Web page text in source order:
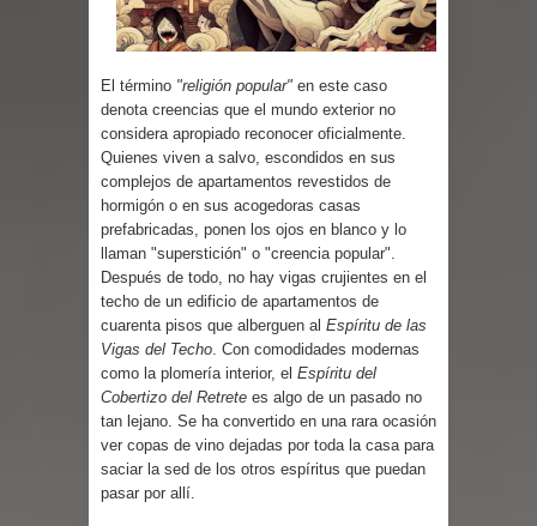
Parte 02: Los Muertos Gobiernan a
los Vivos
El término "religión popular" en este caso
denota creencias que el mundo exterior no
considera apropiado reconocer oficialmente.
Quienes viven a salvo, escondidos en sus
complejos de apartamentos revestidos de
hormigón o en sus acogedoras casas
prefabricadas, ponen los ojos en blanco y lo
llaman "superstición" o "creencia popular".
Después de todo, no hay vigas crujientes en el
techo de un edificio de apartamentos de
cuarenta pisos que alberguen al Espíritu de las
Vigas del Techo. Con comodidades modernas
como la plomería interior, el Espíritu del
Cobertizo del Retrete es algo de un pasado no
tan lejano. Se ha convertido en una rara ocasión
ver copas de vino dejadas por toda la casa para
saciar la sed de los otros espíritus que puedan
pasar por allí.